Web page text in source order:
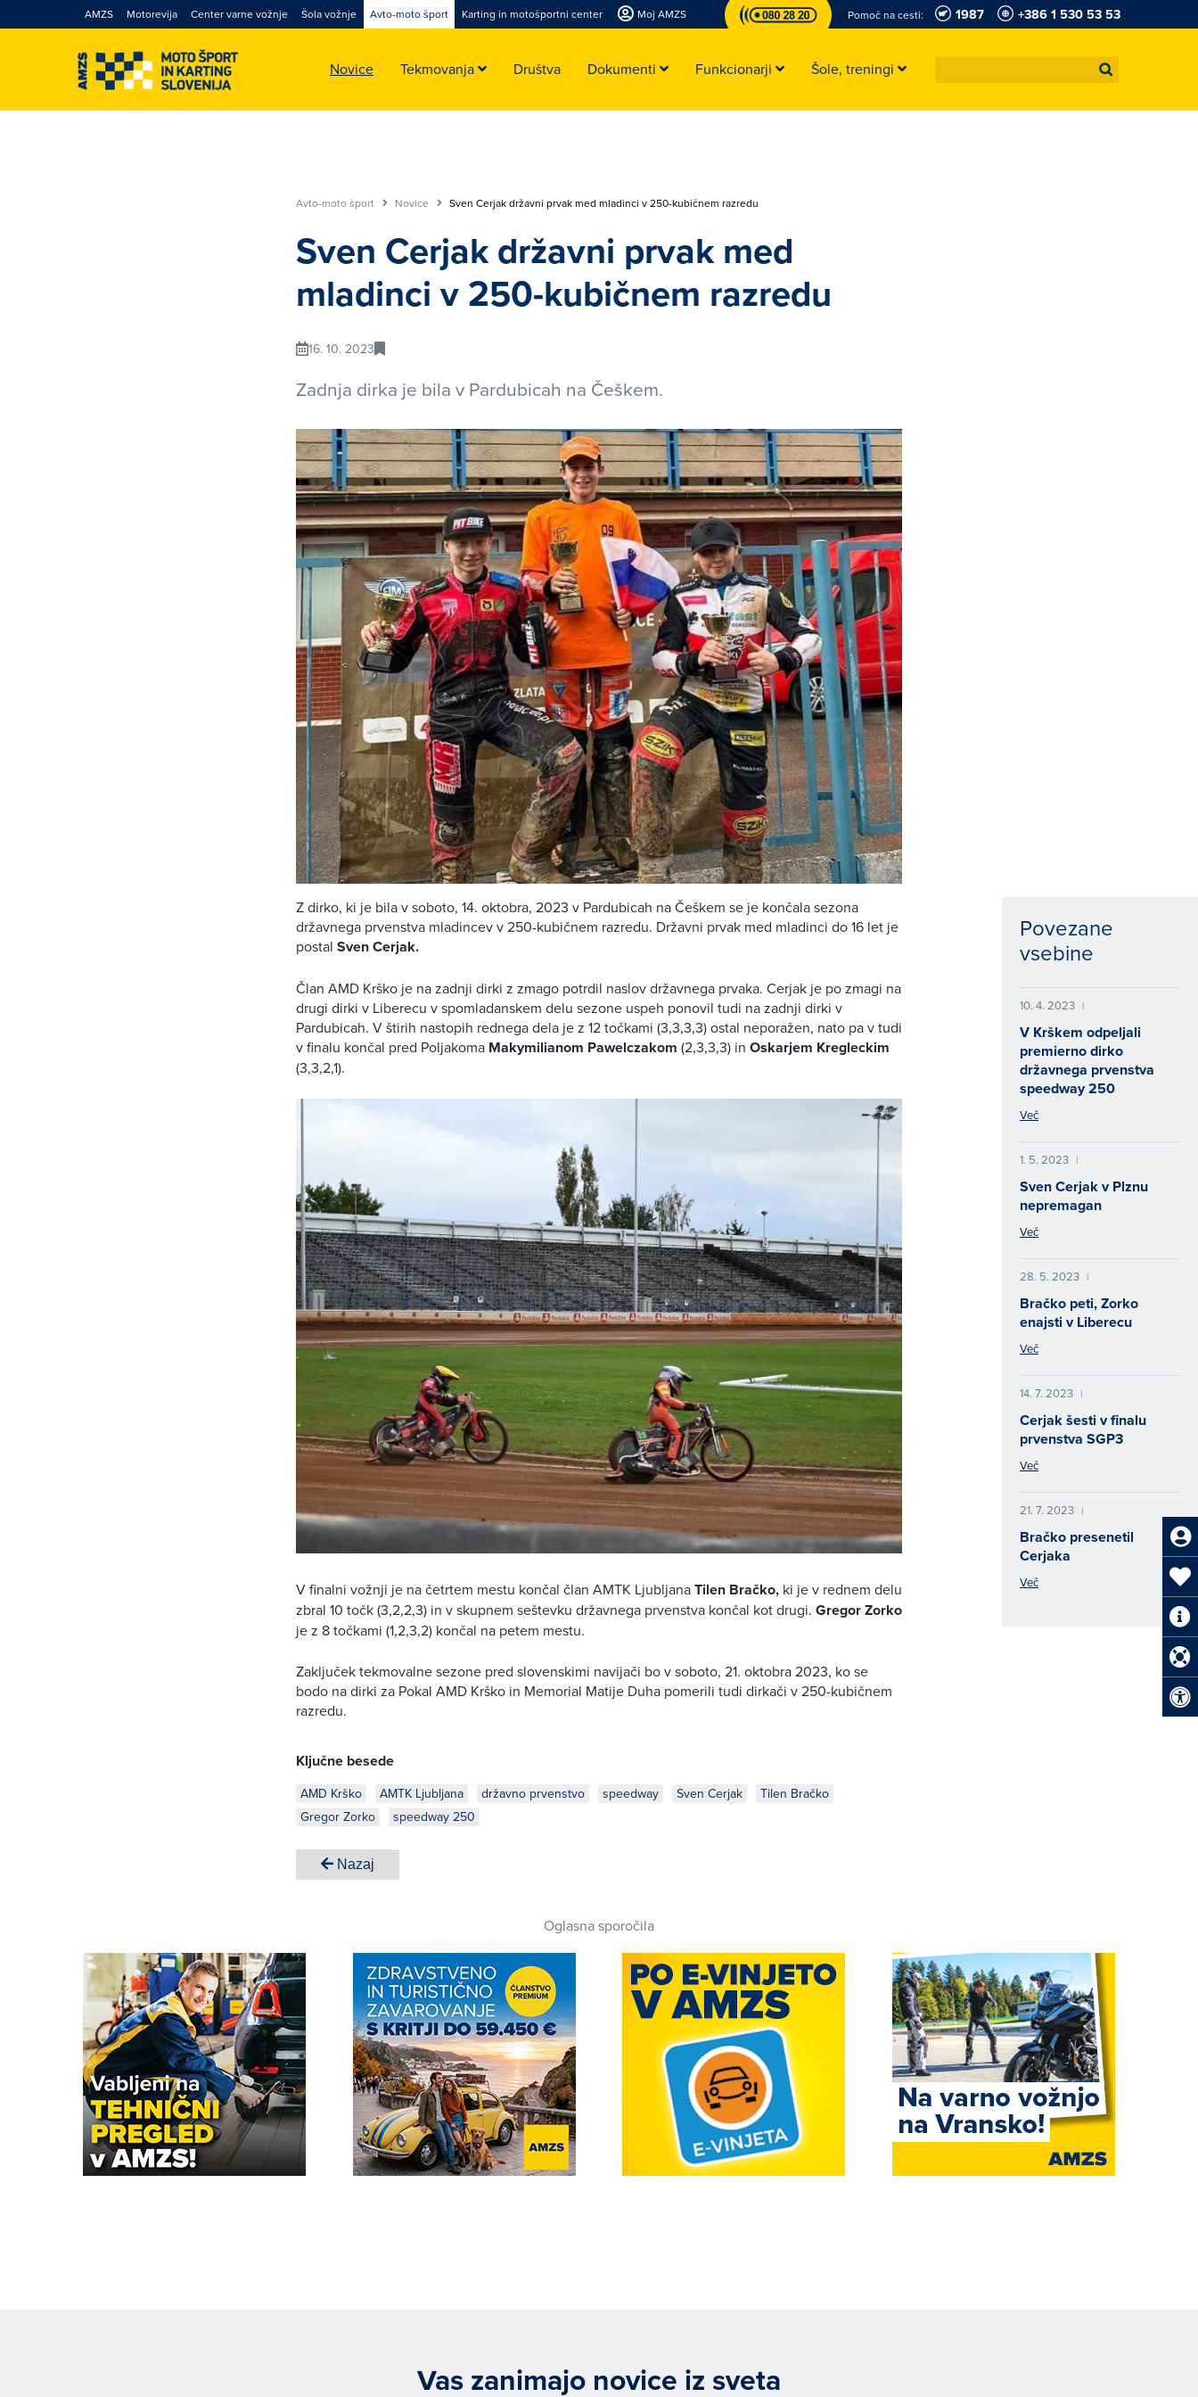
AMZS Motorevija Center varne vožnje Šola vožnje Avto-moto šport Karting in motošportni center Moj AMZS Pomoč na cesti: 1987 +386 1 530 53 53
Novice Tekmovanja Društva Dokumenti Funkcionarji Šole, treningi
Avto-moto šport Novice Sven Cerjak državni prvak med mladinci v 250-kubičnem razredu
Sven Cerjak državni prvak med
mladinci v 250-kubičnem razredu
16. 10. 2023
Zadnja dirka je bila v Pardubicah na Češkem.
Z dirko, ki je bila v soboto, 14. oktobra, 2023 v Pardubicah na Češkem se je končala sezona
državnega prvenstva mladincev v 250-kubičnem razredu. Državni prvak med mladinci do 16 let je
postal Sven Cerjak.
Član AMD Krško je na zadnji dirki z zmago potrdil naslov državnega prvaka. Cerjak je po zmagi na
drugi dirki v Liberecu v spomladanskem delu sezone uspeh ponovil tudi na zadnji dirki v
Pardubicah. V štirih nastopih rednega dela je z 12 točkami (3,3,3,3) ostal neporažen, nato pa v tudi
v finalu končal pred Poljakoma Makymilianom Pawelczakom (2,3,3,3) in Oskarjem Kregleckim
(3,3,2,1).
V finalni vožnji je na četrtem mestu končal član AMTK LjubljanaTilen Bračko, ki je v rednem delu
zbral 10 točk (3,2,2,3) in v skupnem seštevku državnega prvenstva končal kot drugi. Gregor Zorko
je z 8 točkami (1,2,3,2) končal na petem mestu.
Zaključek tekmovalne sezone pred slovenskimi navijači bo v soboto, 21. oktobra 2023, ko se
bodo na dirki za Pokal AMD Krško in Memorial Matije Duha pomerili tudi dirkači v 250-kubičnem
razredu.
Ključne besede
AMD Krško AMTK Ljubljana državno prvenstvo speedway Sven Cerjak
Tilen Bračko
Gregor Zorko
speedway 250
Nazaj
Povezane
vsebine
10. 4. 2023 |
V Krškem odpeljali
premierno dirko
državnega prvenstva
speedway 250
Več
1. 5. 2023 |
Sven Cerjak v Plznu
nepremagan
Več
28. 5. 2023 |
Bračko peti, Zorko
enajsti v Liberecu
Več
14. 7. 2023 |
Cerjak šesti v finalu
prvenstva SGP3
Več
21. 7. 2023 |
Bračko presenetil
Cerjaka
Več
Oglasna sporočila
Vas zanimajo novice iz sveta